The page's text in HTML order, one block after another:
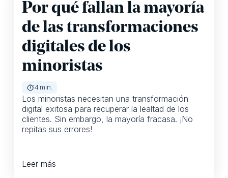
Por qué fallan la mayoría
de las transformaciones
digitales de los
minoristas
4 min.
Los minoristas necesitan una transformación
digital exitosa para recuperar la lealtad de los
clientes. Sin embargo, la mayoría fracasa. ¡No
repitas sus errores!
Leer más